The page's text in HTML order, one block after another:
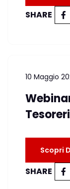
SHARE
10 Maggio
Scopri
SHARE